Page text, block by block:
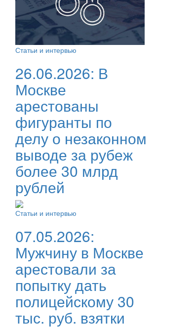
Статьи и интервью
26.06.2026: В
Москве
арестованы
фигуранты по
делу о незаконном
выводе за рубеж
более 30 млрд
рублей
Статьи и интервью
07.05.2026:
Мужчину в Москве
арестовали за
попытку дать
полицейскому 30
тыс. руб. взятки